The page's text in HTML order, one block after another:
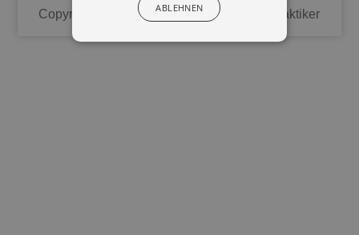
Copyright © 2020 | Union Deutscher Heilpraktiker
ABLEHNEN